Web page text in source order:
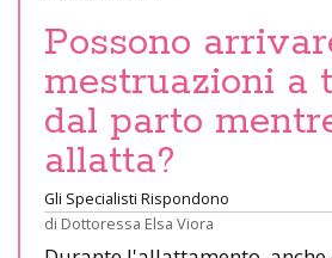
Possono
mestruazioni a
dal parto
allatta?
Gli Specialisti Rispondono
di Dottoressa Elsa Viora